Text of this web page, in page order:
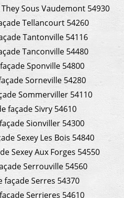
Sous Vaudemont 54930
Tellancourt 54260
Tantonville 54116
Tanconville 54480
Sponville 54800
Sorneville 54280
Sommerviller 54110
façade Sivry 54610
Sionviller 54300
Sexey Les Bois 54840
Sexey Aux Forges 54550
Serrouville 54560
façade Serres 54370
Serrieres 54610